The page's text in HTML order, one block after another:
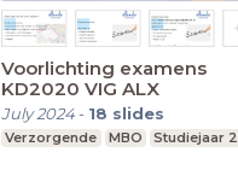
Voorlichting examens
KD2020 VIG ALX
July 2024- 18 slides
Verzorgende MBO Studiejaar 2